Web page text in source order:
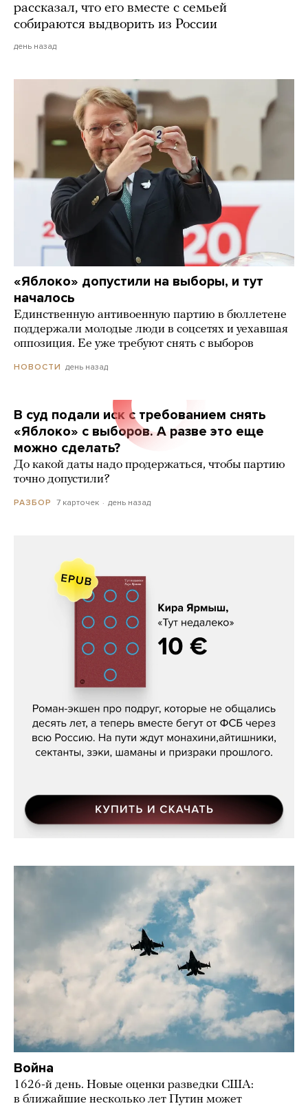
рассказал, что его вместе с семьей
собираются выдворить из России
день назад
«Яблоко» допустили на выборы, и тут
началось
Единственную антивоенную партию в бюллетене
поддержали молодые люди в соцсетях и уехавшая
оппозиция. Ее уже требуют снять с выборов
НОВОСТИ день назад
В суд подали иск с требованием снять
«Яблоко» с выборов. А разве это еще
можно сделать?
До какой даты надо продержаться, чтобы партию
точно допустили?
РАЗБОР 7 карточек день назад
Кира Ярмыш, «Тут недалеко»
Война
1626-й день. Новые оценки разведки США:
в ближайшие несколько лет Путин может